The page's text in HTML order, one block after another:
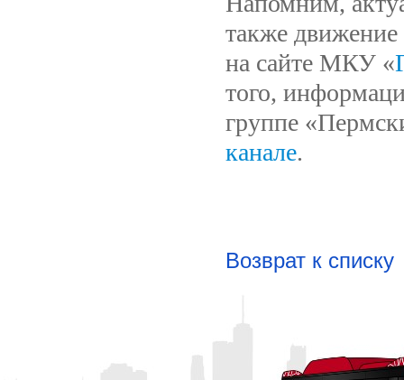
также
на сайте МКУ «
того,
группе
канале.
Возврат к списку